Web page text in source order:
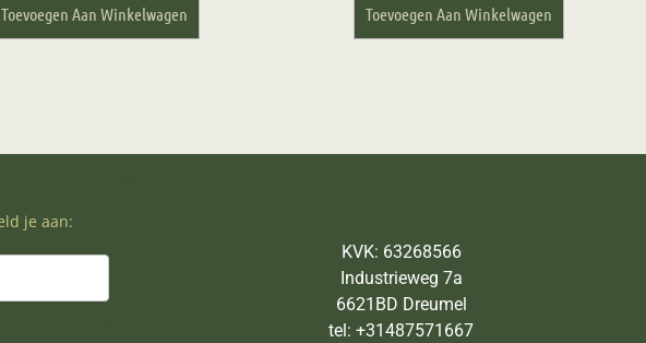
Toevoegen Aan Winkelwagen Toevoegen Aan Winkelwagen
je aan:
KVK: 63268566
Industrieweg 7a
6621BD Dreumel
tel: +31487571667